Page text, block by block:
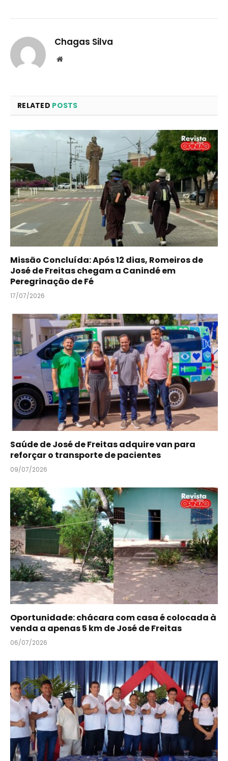
Chagas Silva
Website
RELATED POSTS
Missão Concluída: Após 12 dias, Romeiros de
José de Freitas chegam a Canindé em
Peregrinação de Fé
17/07/2026
Saúde de José de Freitas adquire van para
reforçar o transporte de pacientes
09/07/2026
Oportunidade: chácara com casa é colocada à
venda a apenas 5 km de José de Freitas
06/07/2026